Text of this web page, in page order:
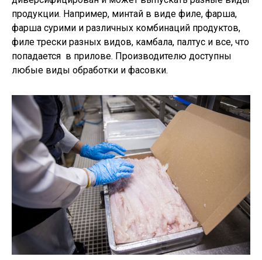
продукции. Например, минтай в виде филе, фарша,
фарша сурими и различных комбинаций продуктов,
филе трески разных видов, камбала, палтус и все, что
попадается в прилове. Производителю доступны
любые виды обработки и фасовки.